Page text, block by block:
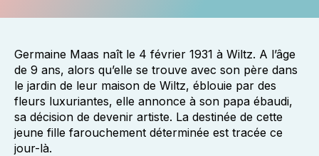
Germaine Maas naît le 4 février 1931 à Wiltz. A l’âge
de 9 ans, alors qu’elle se trouve avec son père dans
le jardin de leur maison de Wiltz, éblouie par des
fleurs luxuriantes, elle annonce à son papa ébaudi,
sa décision de devenir artiste. La destinée de cette
jeune fille farouchement déterminée est tracée ce
jour-là.